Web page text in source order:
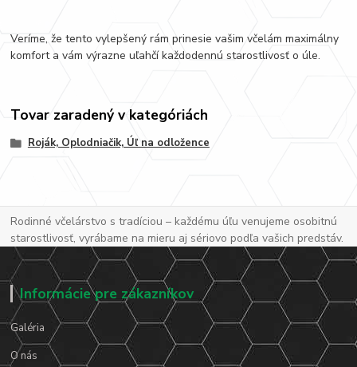
Veríme, že tento vylepšený rám prinesie vašim včelám maximálny
komfort a vám výrazne uľahčí každodennú starostlivosť o úle.
Tovar zaradený v kategóriách
Roják, Oplodniačik, Úľ na odložence
Rodinné včelárstvo s tradíciou – každému úľu venujeme osobitnú
starostlivosť, vyrábame na mieru aj sériovo podľa vašich predstáv.
Informácie pre zákazníkov
Galéria
O nás